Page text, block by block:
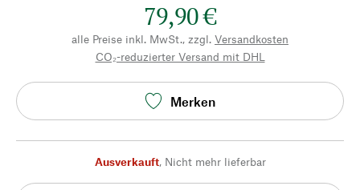
79,90 €
alle Preise inkl. MwSt., zzgl. Versandkosten
CO₂-reduzierter Versand mit DHL
Merken
Ausverkauft, Nicht mehr lieferbar